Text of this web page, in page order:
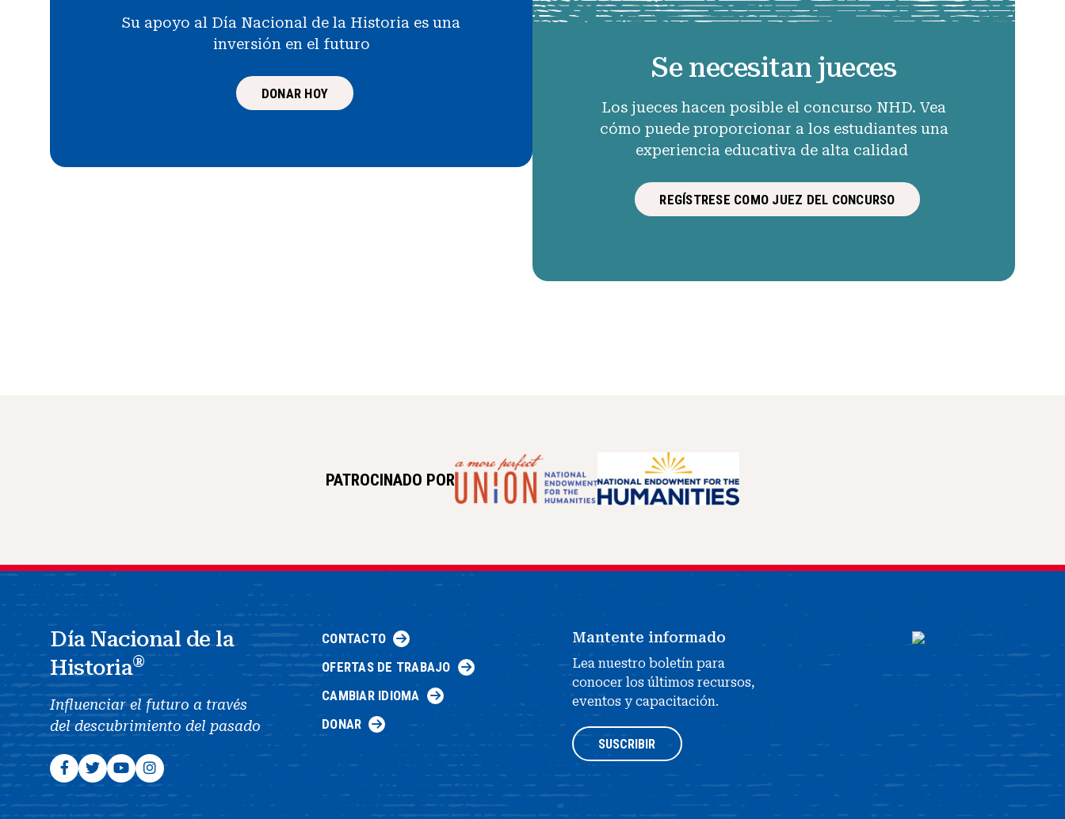
Su apoyo al Día Nacional de la Historia es una
inversión en el futuro
DONAR HOY
Se necesitan jueces
Los jueces hacen posible el concurso NHD. Vea
cómo puede proporcionar a los estudiantes una
experiencia educativa de alta calidad
REGÍSTRESE COMO JUEZ DEL CONCURSO
PATROCINADO POR
Día Nacional de la
Historia®
Influenciar el futuro a través
del descubrimiento del pasado
CONTACTO
OFERTAS DE TRABAJO
CAMBIAR IDIOMA
DONAR
Mantente informado
Lea nuestro boletín para
conocer los últimos recursos,
eventos y capacitación.
SUSCRIBIR